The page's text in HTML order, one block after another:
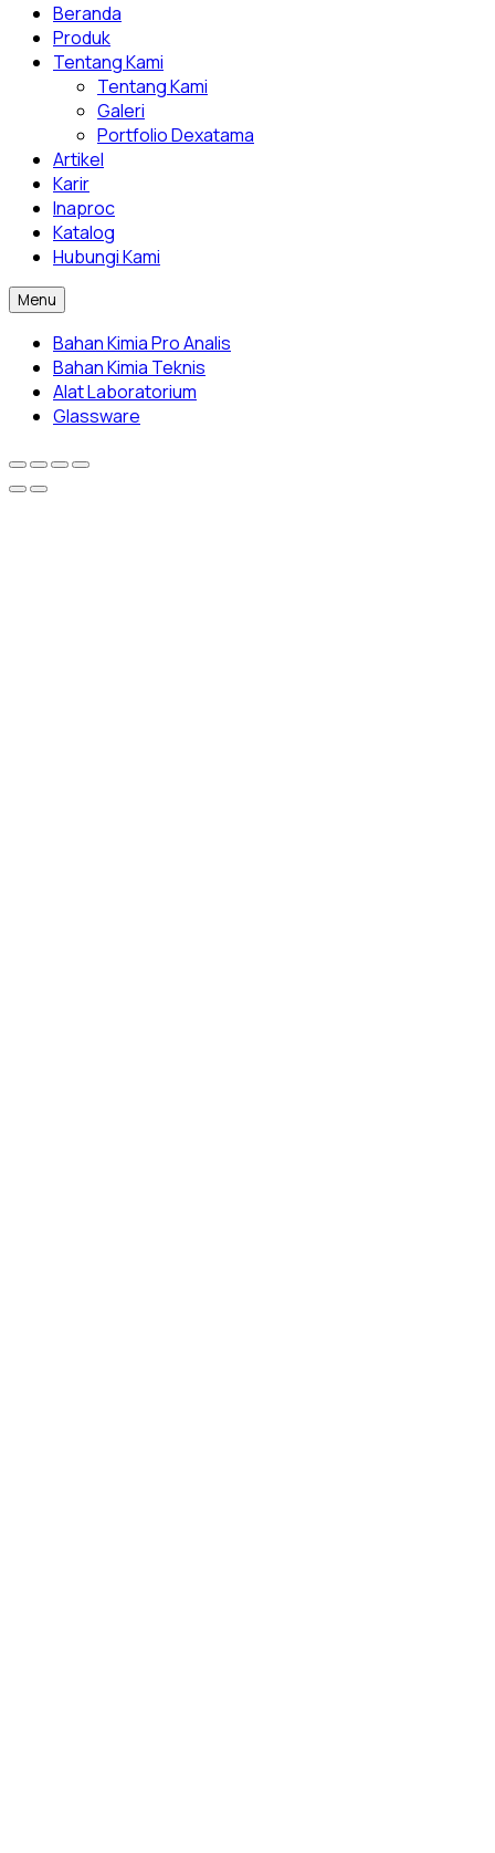
Beranda
Produk
Tentang Kami
Tentang Kami
Galeri
Portfolio Dexatama
Artikel
Karir
Inaproc
Katalog
Hubungi Kami
Menu
Bahan Kimia Pro Analis
Bahan Kimia Teknis
Alat Laboratorium
Glassware